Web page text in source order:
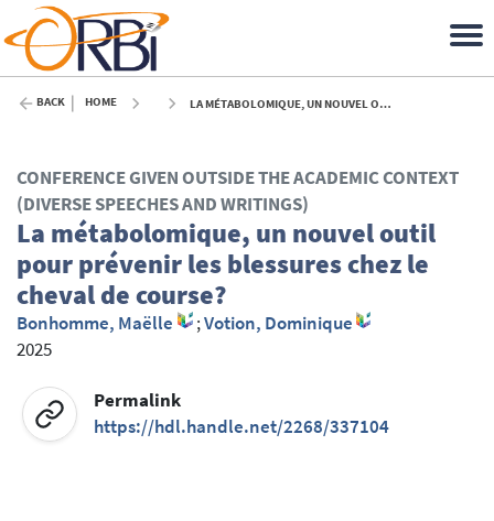
BACK HOME LA MÉTABOLOMIQUE, UN NOUVEL OUTIL POUR PRÉVENIR LES BLESSURES CHEZ LE CHEVAL DE COURSE? - 2025
CONFERENCE GIVEN OUTSIDE THE ACADEMIC CONTEXT
(DIVERSE SPEECHES AND WRITINGS)
La métabolomique, un nouvel outil
pour prévenir les blessures chez le
cheval de course?
Bonhomme, Maëlle ;Votion, Dominique
2025
Permalink
https://hdl.handle.net/2268/337104